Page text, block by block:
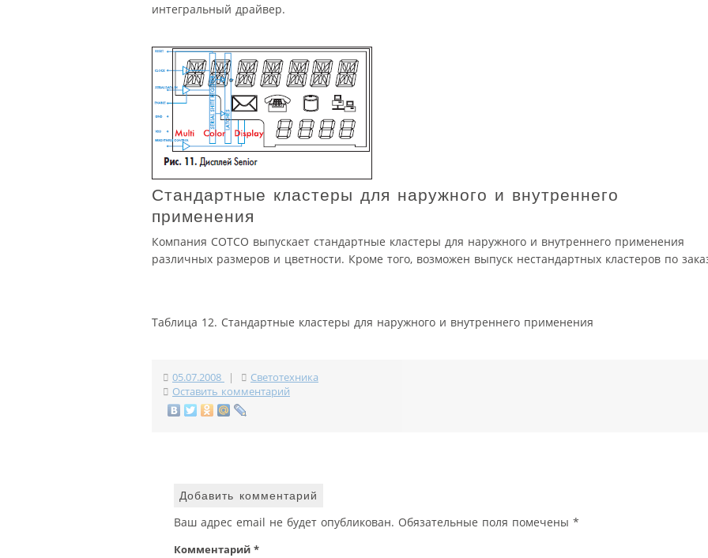
интегральный драйвер.
Стандартные кластеры для наружного и внутреннего
применения
Компания COTCO выпускает стандартные кластеры для наружного и внутреннего применения
различных размеров и цветности. Кроме того, возможен выпуск нестандартных кластеров по
Таблица 12. Стандартные кластеры для наружного и внутреннего применения
05.07.2008 |
Светотехника
Оставить комментарий
Добавить комментарий
Ваш адрес email не будет опубликован. Обязательные поля помечены *
Комментарий *